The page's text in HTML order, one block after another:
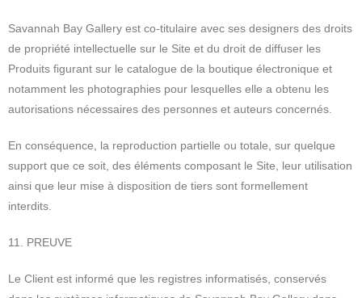
Savannah Bay Gallery est co-titulaire avec ses designers des droits
de propriété intellectuelle sur le Site et du droit de diffuser les
Produits figurant sur le catalogue de la boutique électronique et
notamment les photographies pour lesquelles elle a obtenu les
autorisations nécessaires des personnes et auteurs concernés.
En conséquence, la reproduction partielle ou totale, sur quelque
support que ce soit, des éléments composant le Site, leur utilisation
ainsi que leur mise à disposition de tiers sont formellement
interdits.
11. PREUVE
Le Client est informé que les registres informatisés, conservés